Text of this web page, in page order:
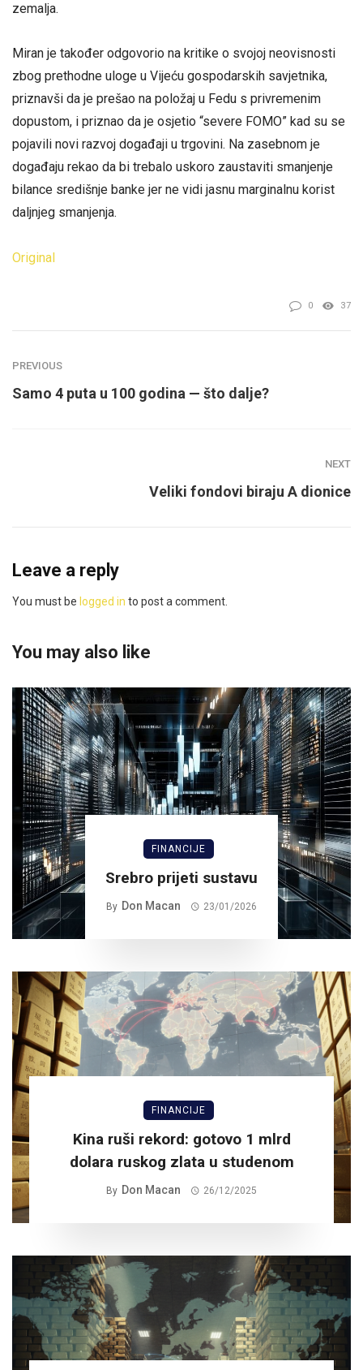
zemalja.
Miran je također odgovorio na kritike o svojoj neovisnosti
zbog prethodne uloge u Vijeću gospodarskih savjetnika,
priznavši da je prešao na položaj u Fedu s privremenim
dopustom, i priznao da je osjetio “severe FOMO” kad su se
pojavili novi razvoj događaji u trgovini. Na zasebnom je
događaju rekao da bi trebalo uskoro zaustaviti smanjenje
bilance središnje banke jer ne vidi jasnu marginalnu korist
daljnjeg smanjenja.
Original
0 37
PREVIOUS
Samo 4 puta u 100 godina — što dalje?
NEXT
Veliki fondovi biraju A dionice
Leave a reply
You must be logged in to post a comment.
You may also like
FINANCIJE
Srebro prijeti sustavu
By Don Macan 23/01/2026
FINANCIJE
Kina ruši rekord: gotovo 1 mlrd
dolara ruskog zlata u studenom
By Don Macan 26/12/2025